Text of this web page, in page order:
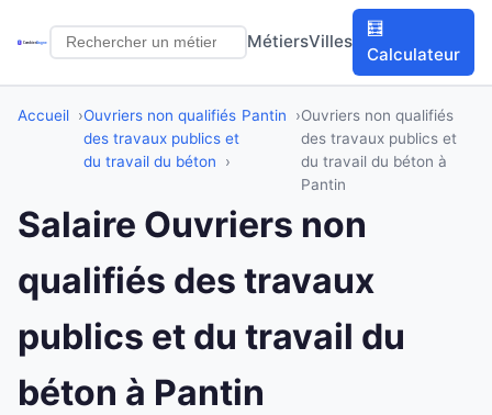
MétiersVilles
🧮
Calculateur
Accueil
Ouvriers non qualifiés
des travaux publics et
du travail du béton
Pantin
Ouvriers non qualifiés
des travaux publics et
du travail du béton à
Pantin
Salaire Ouvriers non
qualifiés des travaux
publics et du travail du
béton à Pantin